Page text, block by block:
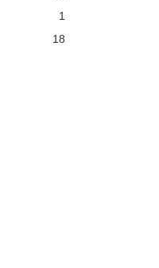
1
18